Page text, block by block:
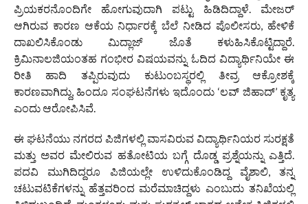
ಪ್ರಿಯಕರನೊಂದಿಗೇ ಹೋಗುವುದಾಗಿ ಪಟ್ಟು ಹಿಡಿದಿದ್ದಾಳೆ. ಮೇಜರ್
ಆಗಿರುವ ಕಾರಣ ಆಕೆಯ ನಿರ್ಧಾರಕ್ಕೆ ಬೆಲೆ ನೀಡಿದ ಪೊಲೀಸರು, ಹೇಳಿಕೆ
ದಾಖಲಿಸಿಕೊಂಡು ಮಿದ್ಲಾಜ್ ಜೊತೆ ಕಳುಹಿಸಿಕೊಟ್ಟಿದ್ದಾರೆ.
ಕ್ರಿಮಿನಾಲಜಿಯಂತಹ ಗಂಭೀರ ವಿಷಯವನ್ನು ಓದಿದ ವಿದ್ಯಾರ್ಥಿನಿಯೇ ಈ
ರೀತಿ ಹಾದಿ ತಪ್ಪಿರುವುದು ಕುಟುಂಬಸ್ಥರಲ್ಲಿ ತೀವ್ರ ಆಕ್ರೋಶಕ್ಕೆ
ಕಾರಣವಾಗಿದ್ದು, ಹಿಂದೂ ಸಂಘಟನೆಗಳು ಇದೊಂದು ‘ಲವ್ ಜಿಹಾದ್’ ಕೃತ್ಯ
ಎಂದು ಆರೋಪಿಸಿವೆ.
ಈ ಘಟನೆಯು ನಗರದ ಪಿಜಿಗಳಲ್ಲಿ ವಾಸವಿರುವ ವಿದ್ಯಾರ್ಥಿನಿಯರ ಸುರಕ್ಷತೆ
ಮತ್ತು ಅವರ ಮೇಲಿರುವ ಹತೋಟಿಯ ಬಗ್ಗೆ ದೊಡ್ಡ ಪ್ರಶ್ನೆಯನ್ನು ಎತ್ತಿದೆ.
ಪದವಿ ಮುಗಿದಿದ್ದರೂ ಪಿಜಿಯಲ್ಲೇ ಉಳಿದುಕೊಂಡಿದ್ದ ವೈಶಾಲಿ, ತನ್ನ
ಚಟುವಟಿಕೆಗಳನ್ನು ಹೆತ್ತವರಿಂದ ಮರೆಮಾಚಿದ್ದಳು ಎಂಬುದು ತನಿಖೆಯಲ್ಲಿ